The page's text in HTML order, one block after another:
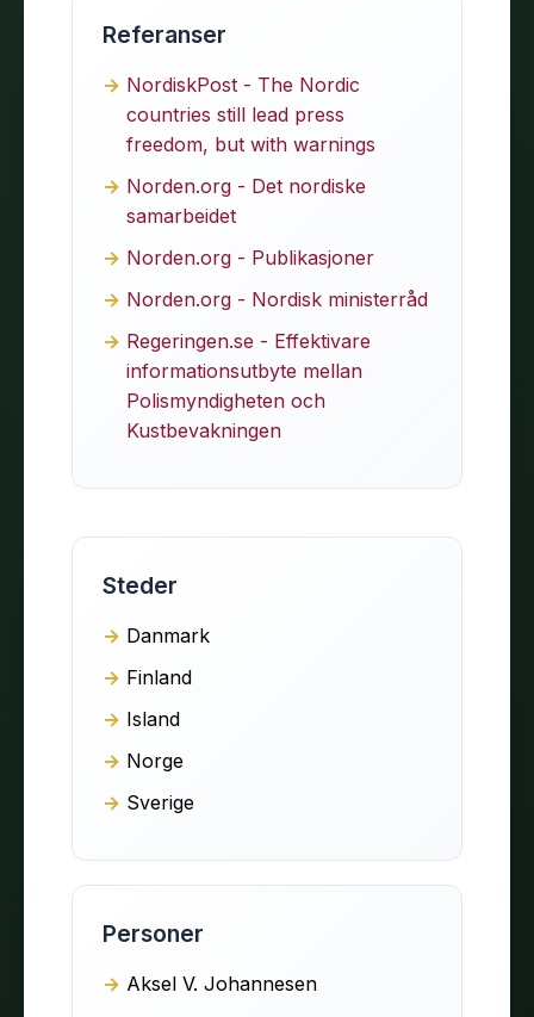
Referanser
NordiskPost - The Nordic
countries still lead press
freedom, but with warnings
Norden.org - Det nordiske
samarbeidet
Norden.org - Publikasjoner
Norden.org - Nordisk ministerråd
Regeringen.se - Effektivare
informationsutbyte mellan
Polismyndigheten och
Kustbevakningen
Steder
Danmark
Finland
Island
Norge
Sverige
Personer
Aksel V. Johannesen